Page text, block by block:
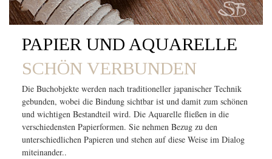
PAPIER UND AQUARELLE
SCHÖN VERBUNDEN
Die Buchobjekte werden nach traditioneller japanischer Technik
gebunden, wobei die Bindung sichtbar ist und damit zum schönen
und wichtigen Bestandteil wird. Die Aquarelle fließen in die
verschiedensten Papierformen. Sie nehmen Bezug zu den
unterschiedlichen Papieren und stehen auf diese Weise im Dialog
miteinander..